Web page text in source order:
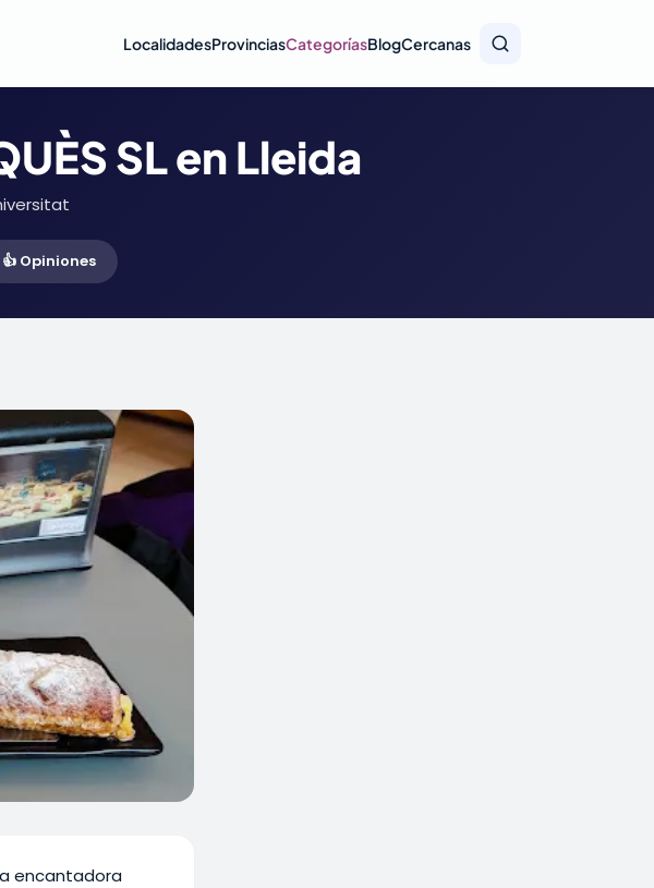
LocalidadesProvinciasCategoríasBlogCercanas
SL en Lleida
👍 Opiniones
encantadora